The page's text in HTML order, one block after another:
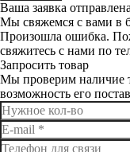
Ваша заявка
Мы свяжемся с вами в
Произошла ошибка.
свяжитесь с нами по
Запросить товар
Мы проверим наличие
возможность его